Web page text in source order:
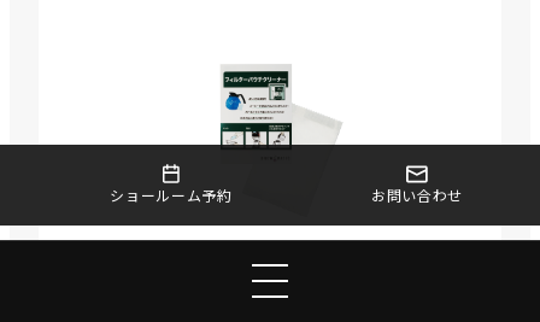
ショールーム予約 お問い合わせ
フィルターパウチクリーナ